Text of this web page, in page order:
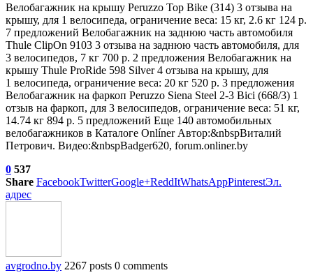
Велобагажник на крышу Peruzzo Top Bike (314) 3 отзыва на
крышу, для 1 велосипеда, ограничение веса: 15 кг, 2.6 кг 124 р.
7 предложений Велобагажник на заднюю часть автомобиля
Thule ClipOn 9103 3 отзыва на заднюю часть автомобиля, для
3 велосипедов, 7 кг 700 р. 2 предложения Велобагажник на
крышу Thule ProRide 598 Silver4 отзыва на крышу, для
1 велосипеда, ограничение веса: 20 кг 520 р. 3 предложения
Велобагажник на фаркоп Peruzzo Siena Steel 2-3 Bici (668/3) 1
отзыв на фаркоп, для 3 велосипедов, ограничение веса: 51 кг,
14.74 кг 894 р. 5 предложений Еще 140 автомобильных
велобагажников в Каталоге Onlíner Автор:&nbspВиталий
Петрович. Видео:&nbspBadger620, forum.onliner.by
0 537
Share FacebookTwitterGoogle+ReddItWhatsAppPinterestЭл.
адрес
avgrodno.by 2267 posts 0 comments